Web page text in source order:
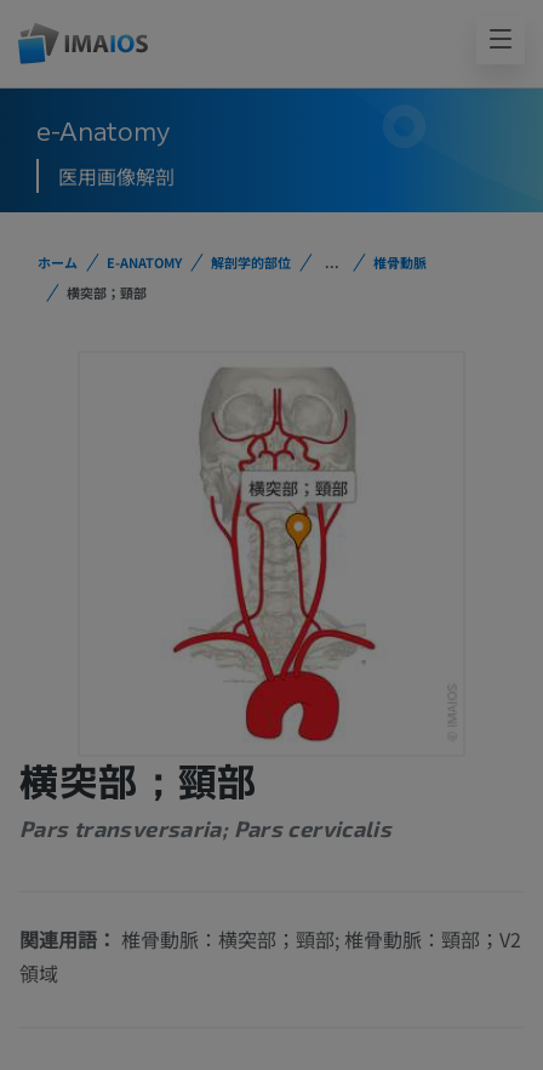
e-Anatomy
医用画像解剖
ホーム E-ANATOMY 解剖学的部位 ...
椎骨動脈
横突部；頸部
横突部；頸部
Pars transversaria; Pars cervicalis
関連用語： 椎骨動脈：横突部；頸部; 椎骨動脈：頸部；V2
領域